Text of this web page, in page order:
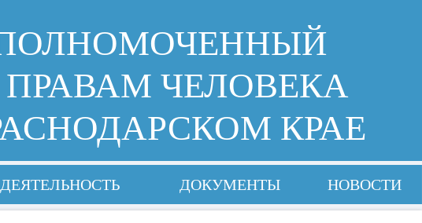
ЧЕЛОВЕКА
КРАЕ
ДЕЯТЕЛЬНОСТЬ ДОКУМЕНТЫ НОВОСТИ